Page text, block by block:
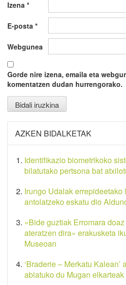
Izena *
E-posta *
Webgunea
Gorde nire izena, emaila eta
komentatzen dudan hurrengorako.
AZKEN BIDALKETAK
Identifikazio biometrikoko
bilatutako pertsona bat
Irungo Udalak
antolatzeko eskatu dio
«Bide guztiak Erromara
ateratzen dira» erakusketa
Museoan
‘Braderie – Merkatu
abiatuko du Mugan